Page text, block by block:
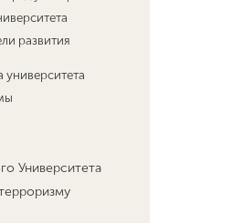
развития
Университета